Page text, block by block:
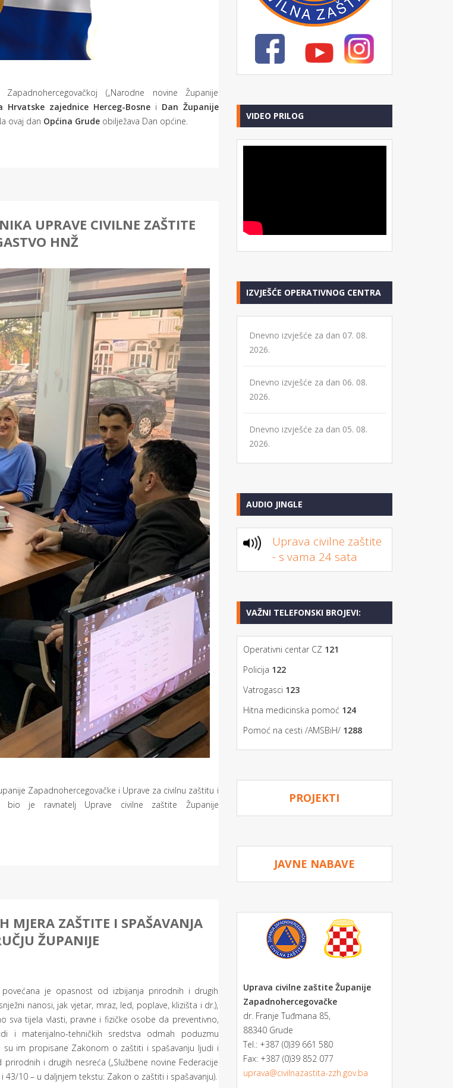
(„Narodne novine Županije
Hrvatske zajednice Herceg-Bosnei Dan Županije
ovaj dan Općina Grude obilježava Dan općine.
UPRAVE CIVILNE ZAŠTITE
HNŽ
Zapadnohercegovačke i Uprave za civilnu zaštitu i
bio je ravnatelj Uprave civilne zaštite Županije
MJERA ZAŠTITE I SPAŠAVANJA
ŽUPANIJE
je opasnost od izbijanja prirodnih i drugih
nanosi, jak vjetar, mraz, led, poplave, klizišta i dr.),
sva tijela vlasti, pravne i fizičke osobe da preventivno,
i materijalno-tehničkih sredstva odmah poduzmu
su im propisane Zakonom o zaštiti i spašavanju ljudi i
i drugih nesreća („Službene novine Federacije
43/10 – u daljnjem tekstu: Zakon o zaštiti i spašavanju).
VIDEO PRILOG
IZVJEŠĆE OPERATIVNOG CENTRA
Dnevno izvješće za dan 07. 08.
2026.
Dnevno izvješće za dan 06. 08.
2026.
Dnevno izvješće za dan 05. 08.
2026.
AUDIO JINGLE
Uprava civilne zaštite
- s vama 24 sata
VAŽNI TELEFONSKI BROJEVI:
Operativni centar CZ 121
Policija 122
Vatrogasci 123
Hitna medicinska pomoć 124
Pomoć na cesti /AMSBiH/ 1288
PROJEKTI
JAVNE NABAVE
Uprava civilne zaštite Županije
Zapadnohercegovačke
dr. Franje Tuđmana 85,
88340 Grude
Tel.: +387 (0)39 661 580
Fax: +387 (0)39 852 077
uprava@civilnazastita-zzh.gov.ba